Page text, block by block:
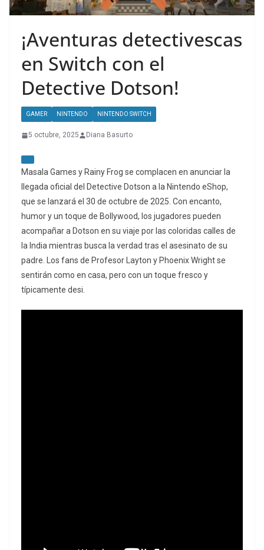
¡Aventuras detectivescas
en Switch con el
Detective Dotson!
GAMER NINTENDO NINTENDO SWITCH
5 octubre, 2025 Diana Basurto
Masala Games y Rainy Frog se complacen en anunciar la
llegada oficial del Detective Dotson a la Nintendo eShop,
que se lanzará el 30 de octubre de 2025. Con encanto,
humor y un toque de Bollywood, los jugadores pueden
acompañar a Dotson en su viaje por las coloridas calles de
la India mientras busca la verdad tras el asesinato de su
padre. Los fans de Profesor Layton y Phoenix Wright se
sentirán como en casa, pero con un toque fresco y
típicamente desi.